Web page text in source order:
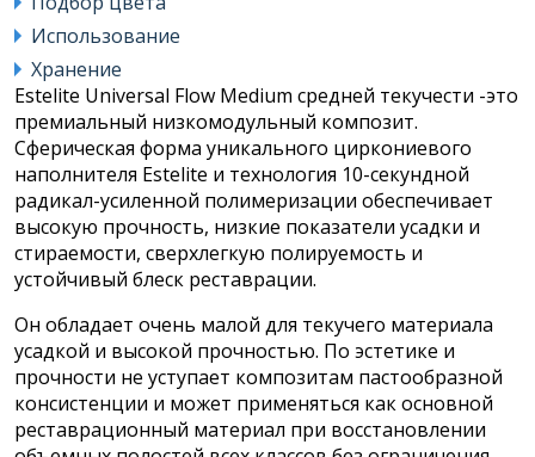
Использование
Хранение
Estelite Universal Flow Medium средней текучести -это
премиальный низкомодульный композит.
Сферическая форма уникального циркониевого
наполнителя Estelite и технология 10-секундной
радикал-усиленной полимеризации обеспечивает
высокую прочность, низкие показатели усадки и
стираемости, сверхлегкую полируемость и
устойчивый блеск реставрации.
Он обладает очень малой для текучего материала
усадкой и высокой прочностью. По эстетике и
прочности не уступает композитам пастообразной
консистенции и может применяться как основной
реставрационный материал при восстановлении